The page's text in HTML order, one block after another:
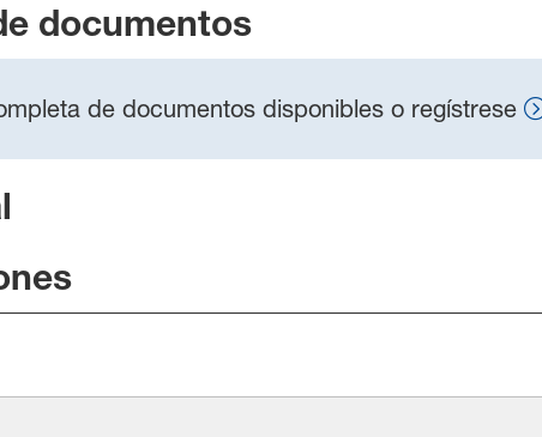
documentos
de documentos disponibles o regístrese